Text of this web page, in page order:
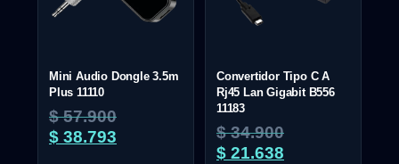
Mini Audio Dongle 3.5m
Plus 11110
$57.900
$ 38.793
Convertidor Tipo C A
Rj45 Lan Gigabit B556
11183
$34.900
$ 21.638